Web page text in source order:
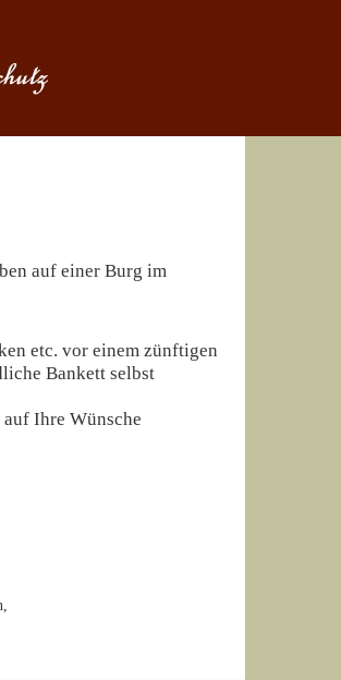
auf einer Burg im
etc. vor einem zünftigen
Bankett selbst
Ihre Wünsche